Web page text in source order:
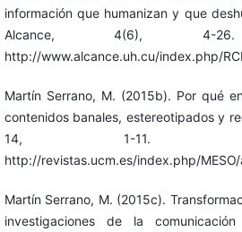
información que humanizan y que
Alcance, 4(6), 4-
http://www.alcance.uh.cu/index.php/
Martín Serrano, M. (2015b). Por qué
contenidos banales, estereotipados y
14, 1-11.
http://revistas.ucm.es/index.php/
Martín Serrano, M. (2015c).
investigaciones de la